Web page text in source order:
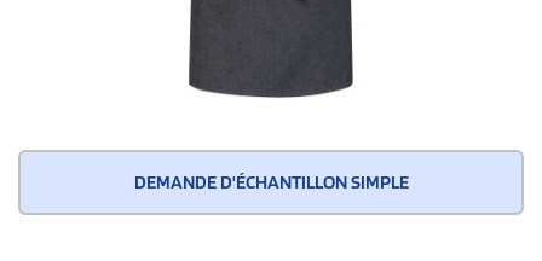
DEMANDE D'ÉCHANTILLON SIMPLE